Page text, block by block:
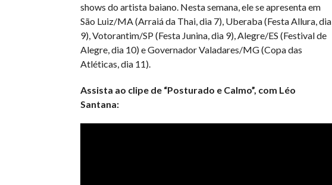
shows do artista baiano. Nesta semana, ele se apresenta em
São Luiz/MA (Arraiá da Thai, dia 7), Uberaba (Festa Allura, dia
9), Votorantim/SP (Festa Junina, dia 9), Alegre/ES (Festival de
Alegre, dia 10) e Governador Valadares/MG (Copa das
Atléticas, dia 11).
Assista ao clipe de “Posturado e Calmo”, com Léo
Santana: